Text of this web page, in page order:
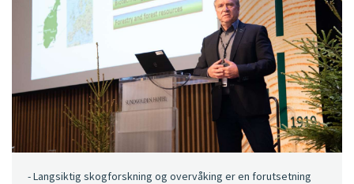
- Langsiktig skogforskning og overvåking er en forutsetning